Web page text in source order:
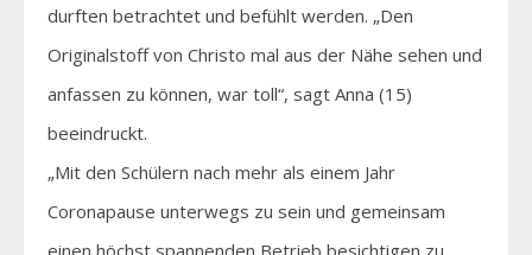
durften betrachtet und befühlt werden. „Den
Originalstoff von Christo mal aus der Nähe sehen und
anfassen zu können, war toll“, sagt Anna (15)
beeindruckt.
„Mit den Schülern nach mehr als einem Jahr
Coronapause unterwegs zu sein und gemeinsam
einen höchst spannenden Betrieb besichtigen zu